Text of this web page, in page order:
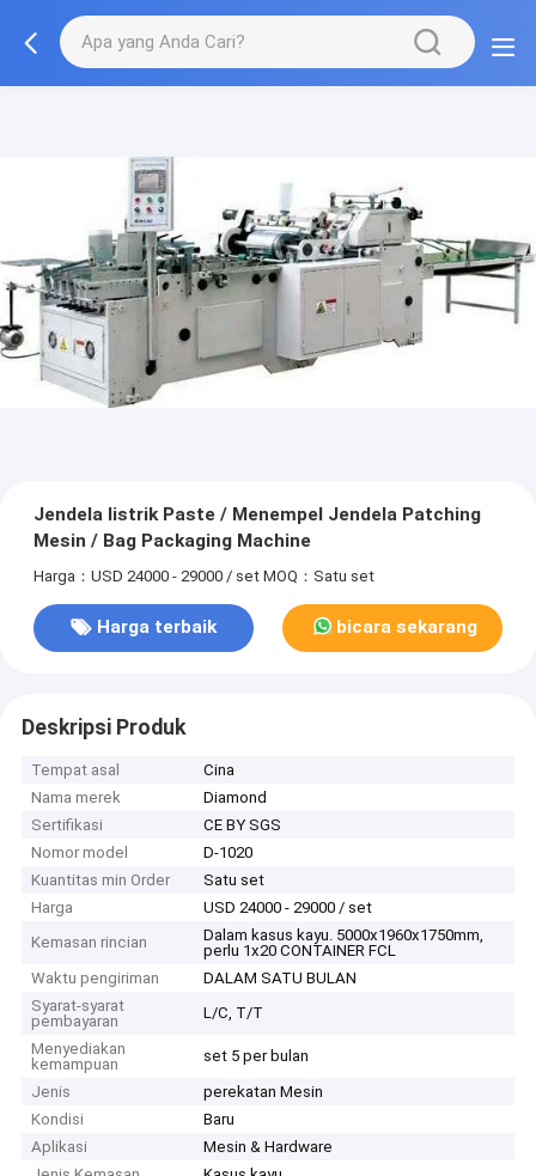
Jendela listrik Paste / Menempel Jendela Patching
Mesin / Bag Packaging Machine
Harga：USD 24000 - 29000 / set MOQ：Satu set
Harga terbaik bicara sekarang
Deskripsi Produk
Tempat asal
Cina
Nama merek
Diamond
Sertifikasi
CE BY SGS
Nomor model
D-1020
Kuantitas min Order
Satu set
Harga
USD 24000 - 29000 / set
Kemasan rincian
Dalam kasus kayu. 5000x1960x1750mm,
perlu 1x20 CONTAINER FCL
Waktu pengiriman
DALAM SATU BULAN
Syarat-syarat
pembayaran
L/C, T/T
Menyediakan
kemampuan
set 5 per bulan
Jenis
perekatan Mesin
Kondisi
Baru
Aplikasi
Mesin & Hardware